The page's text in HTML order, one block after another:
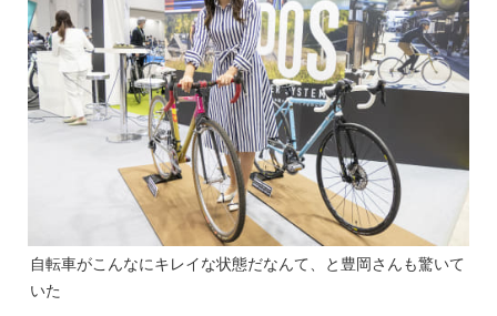
自転車がこんなにキレイな状態だなんて、と豊岡さんも驚いて
いた